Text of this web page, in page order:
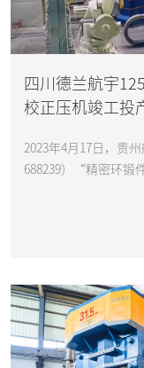
四川德兰航宇
校正压机竣工投
2023年4月17日，贵
688239）“精密环锻